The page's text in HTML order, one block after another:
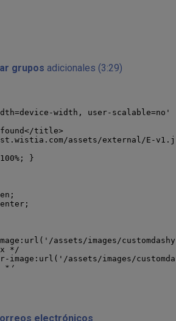
grupos adicionales (3:29)
electrónicos